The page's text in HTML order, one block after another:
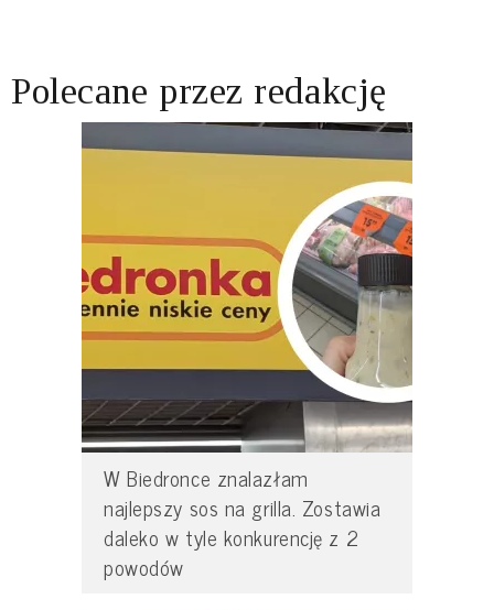
Polecane przez redakcję
W Biedronce znalazłam
najlepszy sos na grilla. Zostawia
daleko w tyle konkurencję z 2
powodów